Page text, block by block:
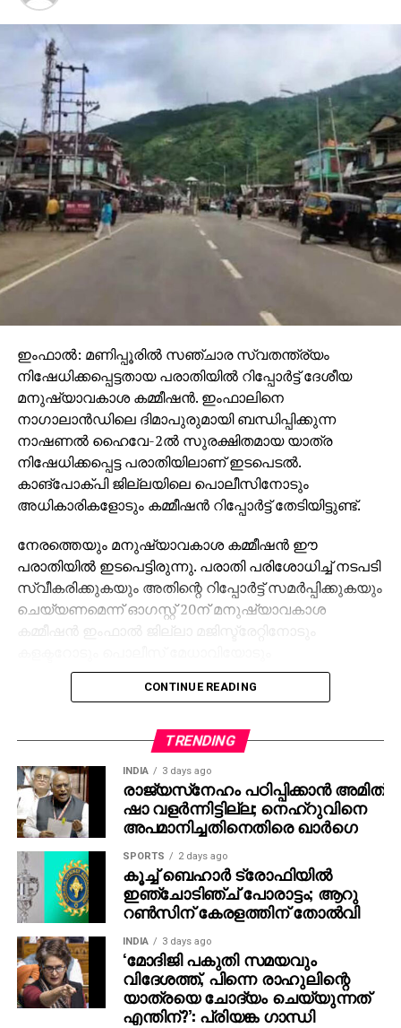
ഇംഫാല്‍: മണിപ്പൂരില്‍ സഞ്ചാര സ്വതന്ത്ര്യം
നിഷേധിക്കപ്പെട്ടതായ പരാതിയില്‍ റിപ്പോര്‍ട്ട് ദേശീയ
മനുഷ്യാവകാശ കമ്മീഷന്‍. ഇംഫാലിനെ
നാഗാലാന്‍ഡിലെ ദിമാപുരുമായി ബന്ധിപ്പിക്കുന്ന
നാഷണല്‍ ഹൈവേ-2ല്‍ സുരക്ഷിതമായ യാത്ര
നിഷേധിക്കപ്പെട്ട പരാതിയിലാണ് ഇടപെടല്‍.
കാങ്പോക്പി ജില്ലയിലെ പൊലീസിനോടും
അധികാരികളോടും കമ്മീഷന്‍ റിപ്പോര്‍ട്ട് തേടിയിട്ടുണ്ട്.
നേരത്തെയും മനുഷ്യാവകാശ കമ്മീഷന്‍ ഈ
പരാതിയില്‍ ഇടപെട്ടിരുന്നു. പരാതി പരിശോധിച്ച് നടപടി
സ്വീകരിക്കുകയും അതിന്റെ റിപ്പോര്‍ട്ട് സമര്‍പ്പിക്കുകയും
ചെയ്യണമെന്ന് ഓഗസ്റ്റ് 20ന് മനുഷ്യാവകാശ
കമ്മീഷന്‍ ഇംഫാല്‍ ജില്ലാ മജിസ്ട്രേറ്റിനോടും
ആവശ്യപ്പെട്ടിരുന്നു. സെപ്റ്റംബര്‍ ഒമ്പതിനാണ്
ഇംഫാല്‍ പൊലീസ് മേധാവി മനുഷ്യാവകാശ കമ്മീഷന്
പരിധിയില്‍ അല്ലെന്നും കാങ്പോക്പി ജില്ലയുടെ
പൊലീസ് മേധാവിയുടെ മറുപടി.
CONTINUE READING
TRENDING
INDIA 3 days ago
രാജ്യസ്‌നേഹം പഠിപ്പിക്കാന്‍ അമിത്
ഷാ വളര്‍ന്നിട്ടില്ല; നെഹ്‌റുവിനെ
അപമാനിച്ചതിനെതിരെ ഖാര്‍ഗെ
SPORTS 2 days ago
കൂച്ച് ബെഹാര്‍ ട്രോഫിയില്‍
ഇഞ്ചോടിഞ്ച് പോരാട്ടം; ആറു
റണ്‍സിന് കേരളത്തിന് തോല്‍വി
INDIA 3 days ago
‘മോദിജി പകുതി സമയവും
വിദേശത്ത്, പിന്നെ രാഹുലിന്റെ
യാത്രയെ ചോദ്യം ചെയ്യുന്നത്
എന്തിന്?’: പ്രിയങ്ക ഗാന്ധി